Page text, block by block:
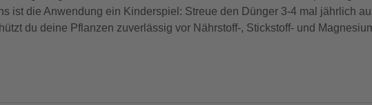
ist die Anwendung ein Kinderspiel: Streue den Dünger 3-4 mal jährlich
du deine Pflanzen zuverlässig vor Nährstoff-, Stickstoff- und